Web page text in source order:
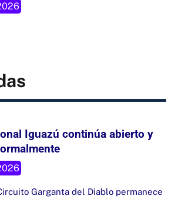
Iguazú continúa abierto y
Garganta del Diablo permanece